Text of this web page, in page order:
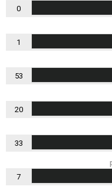
0
1
53
20
33
7